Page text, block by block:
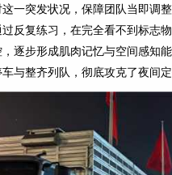
一突发状况，保障团队当即调
反复练习，在完全看不到标志
逐步形成肌肉记忆与空间感知
与整齐列队，彻底攻克了夜间定